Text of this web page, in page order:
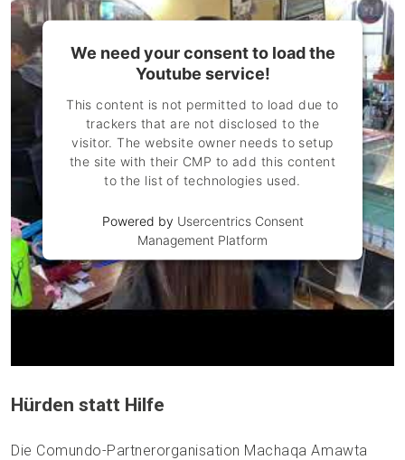
Lebensunterhalt für sich und ihre Kinder bestreiten.
Jetzt anschauen: Videoreportage über Betty's
Kampf für ihre Rechte
We need your consent to load the
Youtube service!
This content is not permitted to load due to
trackers that are not disclosed to the
visitor. The website owner needs to setup
the site with their CMP to add this content
to the list of technologies used.
Powered by Usercentrics Consent
Management Platform
Hürden statt Hilfe
Die Comundo-Partnerorganisation Machaqa Amawta